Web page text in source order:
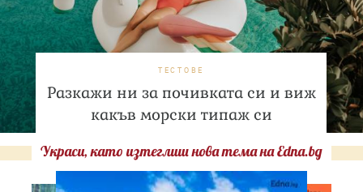
ТЕСТОВЕ
Разкажи ни за почивката си и виж
какъв морски типаж си
Украси, като изтеглиш нова тема на Edna.bg